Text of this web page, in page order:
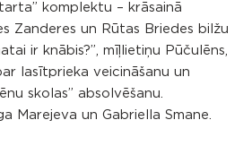
komplektu – krāsainā
Zanderes un Rūtas Briedes bilžu
ir knābis?”, mīļlietiņu Pūčulēns,
lasītprieka veicināšanu un
skolas” absolvēšanu.
Marejeva un Gabriella Smane.